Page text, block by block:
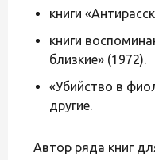
книги
книги
близкие» (1972).
«Убийство в
другие.
Автор ряда книг